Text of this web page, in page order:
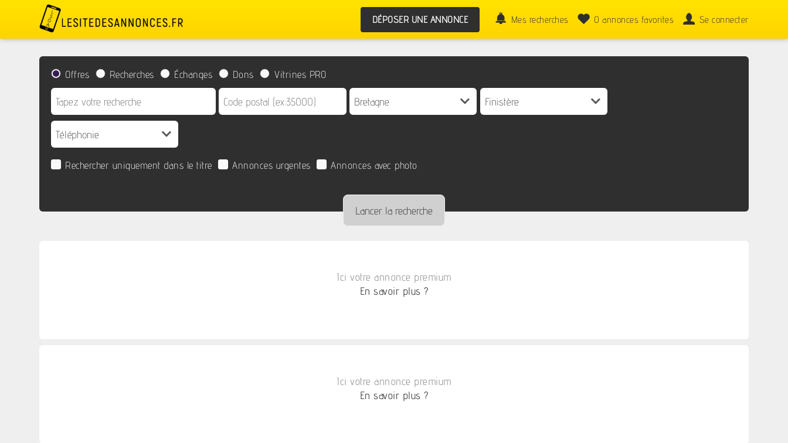
DÉPOSER UNE ANNONCE Mes recherches 0 annonces favorites Se connecter
Offres Recherches Échanges Dons Vitrines PRO
Rechercher uniquement dans le titre Annonces urgentes Annonces avec photo
Ici votre annonce premium
En savoir plus ?
Ici votre annonce premium
En savoir plus ?